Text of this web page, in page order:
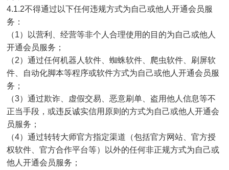
4.1.2不得通过以下任何违规方式为自己或他人开通会员服
务：
（1）以营利、经营等非个人合理使用的目的为自己或他人
开通会员服务；
（2）通过任何机器人软件、蜘蛛软件、爬虫软件、刷屏软
件、自动化脚本等程序或软件方式为自己或他人开通会员服
务；
（3）通过欺诈、虚假交易、恶意刷单、盗用他人信息等不
正当手段，或违反诚实信用原则的方式为自己或他人开通会
员服务；
（4）通过转转大师官方指定渠道（包括官方网站、官方授
权软件、官方合作平台等）以外的任何非正规方式为自己或
他人开通会员服务；